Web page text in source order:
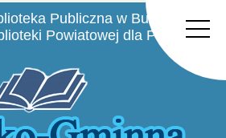
Publiczna w Busku-Zdroju
Powiatowej dla Powiatu